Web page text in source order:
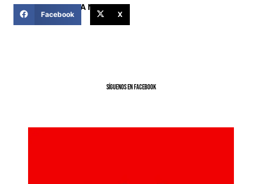
COMPARTIR ESTA NOTICIA
Facebook X
SíGUENOS EN FACEBOOK